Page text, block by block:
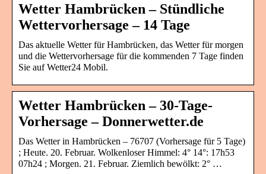
Wetter Hambrücken – Stündliche
Wettervorhersage – 14 Tage
Das aktuelle Wetter für Hambrücken, das Wetter für morgen
und die Wettervorhersage für die kommenden 7 Tage finden
Sie auf Wetter24 Mobil.
Wetter Hambrücken – 30-Tage-
Vorhersage – Donnerwetter.de
Das Wetter in Hambrücken – 76707 (Vorhersage für 5 Tage)
; Heute. 20. Februar. Wolkenloser Himmel: 4° 14°: 17h53
07h24 ; Morgen. 21. Februar. Ziemlich bewölkt: 2° …